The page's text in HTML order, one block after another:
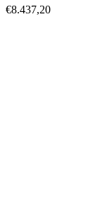
€8.437,20